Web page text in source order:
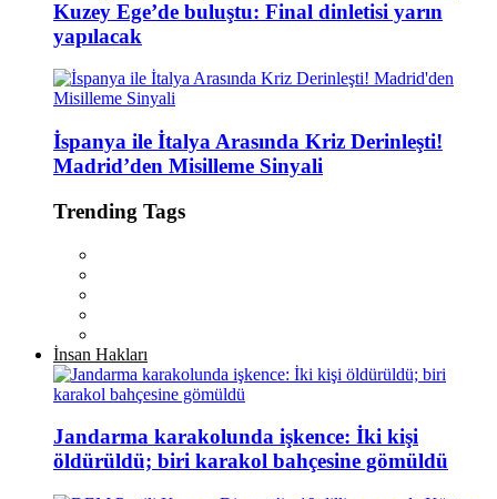
Kuzey Ege’de buluştu: Final dinletisi yarın
yapılacak
İspanya ile İtalya Arasında Kriz Derinleşti!
Madrid’den Misilleme Sinyali
Trending Tags
İnsan Hakları
Jandarma karakolunda işkence: İki kişi
öldürüldü; biri karakol bahçesine gömüldü